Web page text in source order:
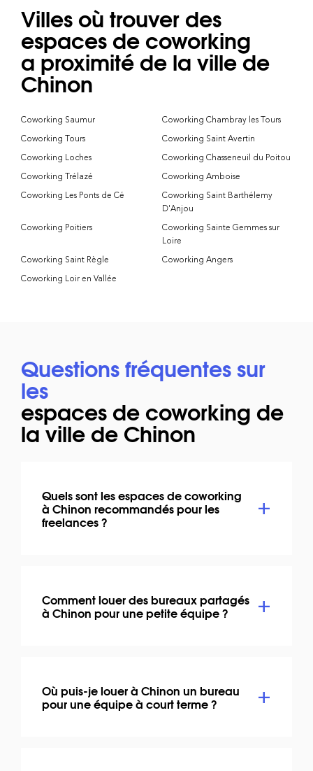
Villes où trouver des
espaces de coworking
a proximité de la ville de
Chinon
Coworking Saumur
Coworking Chambray les Tours
Coworking Tours
Coworking Saint Avertin
Coworking Loches
Coworking Chasseneuil du Poitou
Coworking Trélazé
Coworking Amboise
Coworking Les Ponts de Cé
Coworking Saint Barthélemy
D'Anjou
Coworking Poitiers
Coworking Sainte Gemmes sur
Loire
Coworking Saint Règle
Coworking Angers
Coworking Loir en Vallée
Questions fréquentes sur
les
espaces de coworking de
la ville de Chinon
Quels sont les espaces de coworking
à Chinon recommandés pour les
freelances ?
Comment louer des bureaux partagés
à Chinon pour une petite équipe ?
Où puis-je louer à Chinon un bureau
pour une équipe à court terme ?